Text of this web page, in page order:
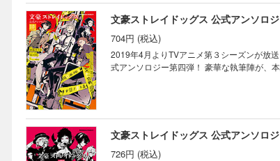
文豪ストレイドッグス 公式アンソロ
704円 (税込)
2019年4月よりTVアニメ第３シーズンが放
式アンソロジー第四弾！ 豪華な執筆陣が、
文豪ストレイドッグス 公式アンソロ
726円 (税込)